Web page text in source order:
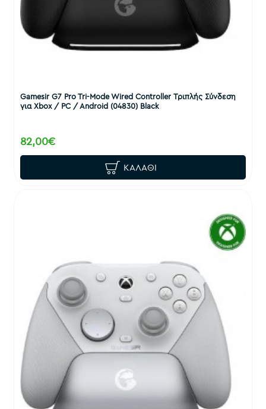
Gamesir G7 Pro Tri-Mode Wired Controller Τριπλής Σύνδεση
για Xbox / PC / Android (04830) Black
82,00€
ΚΑΛΆΘΙ